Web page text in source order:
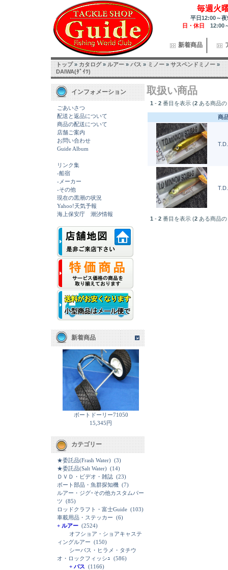
毎週火
平日12:00～
日・休日 12:00
新着商品
トップ»カタログ»ルアー»バス»ミノー»サスペンドミノー»
DAIWA(ﾀﾞｲﾜ)
インフォメーション
ごあいさつ
配送と返品について
商品の配送について
店舗ご案内
お問い合わせ
Guide Album
リンク集
-船宿
-メーカー
-その他
現在の黒潮の状況
Yahoo!天気予報
海上保安庁 潮汐情報
新着商品
ボートドーリー71050
15,345円
カテゴリー
★委託品(Frash Water) (3)
★委託品(Salt Water) (14)
ＤＶＤ・ビデオ・雑誌 (23)
ボート部品・魚群探知機 (7)
ルアー・ジグ･その他カスタムパー
ツ (85)
ロッドクラフト・富士Guide (103)
車載用品・ステッカー (6)
+ ルアー (2524)
オフショア・ショアキャステ
ィングルアー (150)
シーバス・ヒラメ・タチウ
オ・ロックフィッシｭ (586)
+ バス (1166)
取扱い商品
1 - 2 番目を表示 (2 ある商品
商
1 - 2 番目を表示 (2 ある商品